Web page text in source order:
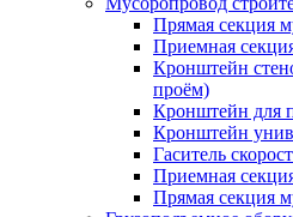
Прямая секция
Приемная
Кронштейн
проём)
Кронштейн для
Кронштейн
Гаситель
Приемная
Прямая секция